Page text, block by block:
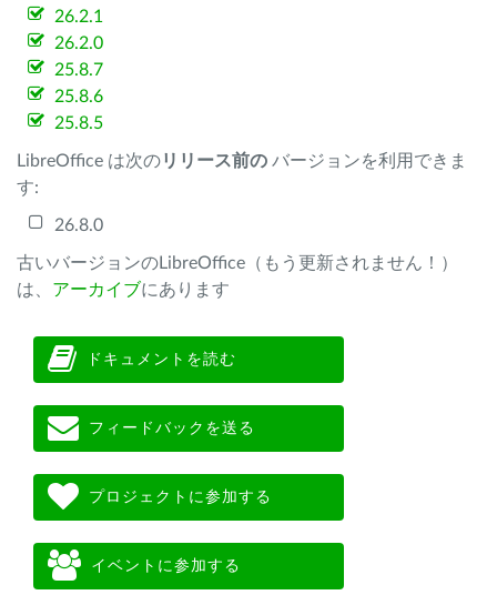
26.2.1
26.2.0
25.8.7
25.8.6
25.8.5
LibreOffice は次のリリース前の バージョンを利用できま
す:
26.8.0
古いバージョンのLibreOffice（もう更新されません！）
は、 アーカイブにあります
ドキュメントを読む
フィードバックを送る
プロジェクトに参加する
イベントに参加する